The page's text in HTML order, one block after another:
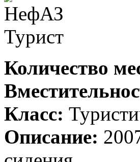
Количество
Класс:
Описание: